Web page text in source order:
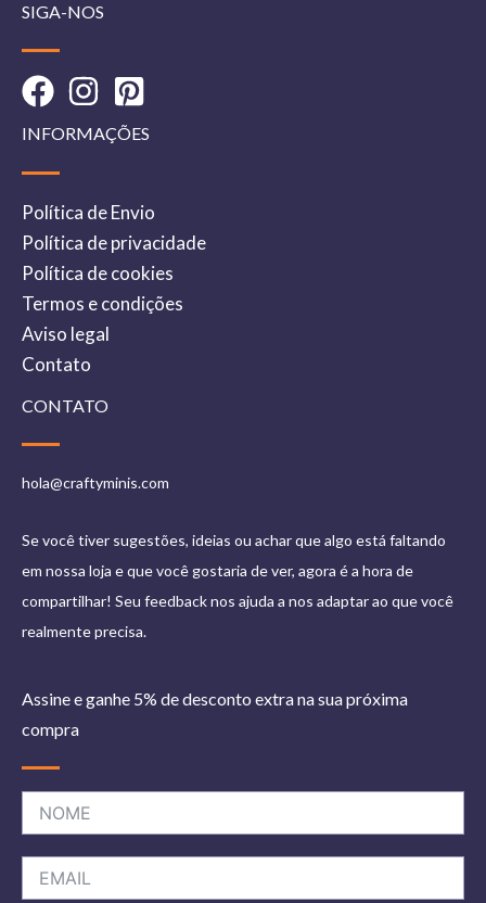
SIGA-NOS
INFORMAÇÕES
Política de Envio
Política de privacidade
Política de cookies
Termos e condições
Aviso legal
Contato
CONTATO
hola@craftyminis.com
Se você tiver sugestões, ideias ou achar que algo está faltando
em nossa loja e que você gostaria de ver, agora é a hora de
compartilhar! Seu feedback nos ajuda a nos adaptar ao que você
realmente precisa.
Assine e ganhe 5% de desconto extra na sua próxima
compra